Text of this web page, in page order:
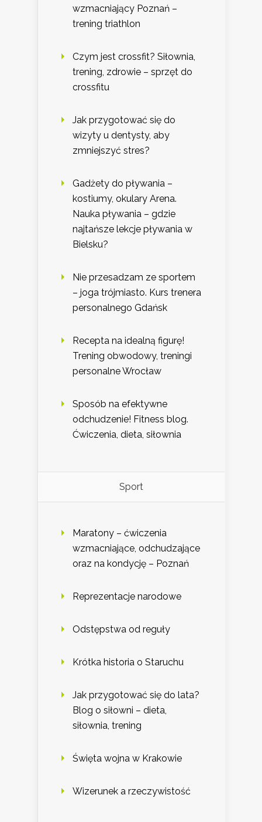
wzmacniający Poznań –
trening triathlon
Czym jest crossfit? Siłownia,
trening, zdrowie – sprzęt do
crossfitu
Jak przygotować się do
wizyty u dentysty, aby
zmniejszyć stres?
Gadżety do pływania –
kostiumy, okulary Arena.
Nauka pływania – gdzie
najtańsze lekcje pływania w
Bielsku?
Nie przesadzam ze sportem
– joga trójmiasto. Kurs trenera
personalnego Gdańsk
Recepta na idealną figurę!
Trening obwodowy, treningi
personalne Wrocław
Sposób na efektywne
odchudzenie! Fitness blog.
Ćwiczenia, dieta, siłownia
Sport
Maratony – ćwiczenia
wzmacniające, odchudzające
oraz na kondycję – Poznań
Reprezentacje narodowe
Odstępstwa od reguły
Krótka historia o Staruchu
Jak przygotować się do lata?
Blog o siłowni – dieta,
siłownia, trening
Święta wojna w Krakowie
Wizerunek a rzeczywistość